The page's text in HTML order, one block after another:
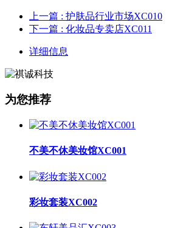
上一篇 : 护肤品行业市场XC010
下一篇 : 化妆品专卖店XC011
详细信息
为您推荐
不美不休美妆馆XC001
彩妆套装XC002